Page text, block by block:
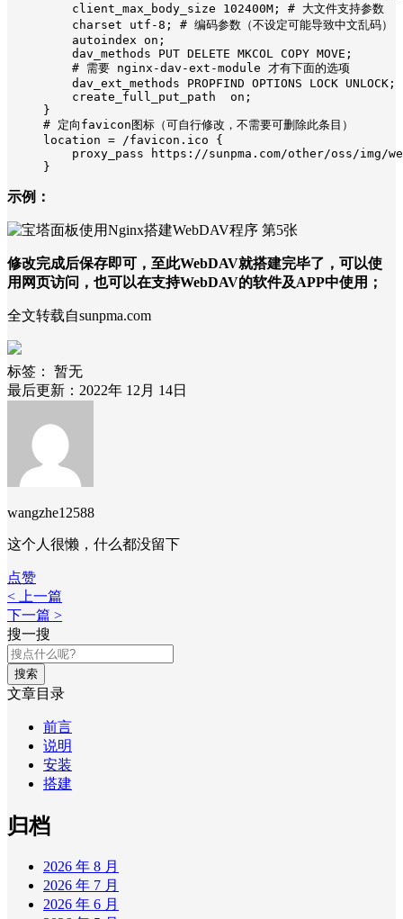
client_max_body_size 102400M; # 大文件支持参数
charset utf-8; # 编码参数（不设定可能导致中文乱码）
autoindex on;
dav_methods PUT DELETE MKCOL COPY MOVE;
# 需要 nginx-dav-ext-module 才有下面的选项
dav_ext_methods PROPFIND OPTIONS LOCK UNLOCK;
create_full_put_path  on;
}
# 定向favicon图标（可自行修改，不需要可删除此条目）
location = /favicon.ico {
proxy_pass https://sunpma.com/other/oss/img/
}
示例：
修改完成后保存即可，至此WebDAV就搭建完毕了，可以使
用网页访问，也可以在支持WebDAV的软件及APP中使用；
全文转载自sunpma.com
标签：
暂无
最后更新：2022年 12月 14日
wangzhe12588
这个人很懒，什么都没留下
点赞
< 上一篇
下一篇 >
搜一搜
搜索
文章目录
前言
说明
安装
搭建
归档
2026 年 8 月
2026 年 7 月
2026 年 6 月